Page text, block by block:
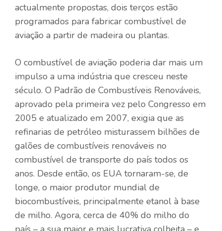
actualmente propostas, dois terços estão
programados para fabricar combustível de
aviação a partir de madeira ou plantas.
O combustível de aviação poderia dar mais um
impulso a uma indústria que cresceu neste
século. O Padrão de Combustíveis Renováveis,
aprovado pela primeira vez pelo Congresso em
2005 e atualizado em 2007, exigia que as
refinarias de petróleo misturassem bilhões de
galões de combustíveis renováveis ​​no
combustível de transporte do país todos os
anos. Desde então, os EUA tornaram-se, de
longe, o maior produtor mundial de
biocombustíveis, principalmente etanol à base
de milho. Agora, cerca de 40% do milho do